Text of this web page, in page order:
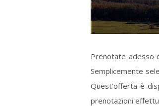
Prenotate adesso
Semplicemente
Quest'offerta è
prenotazioni